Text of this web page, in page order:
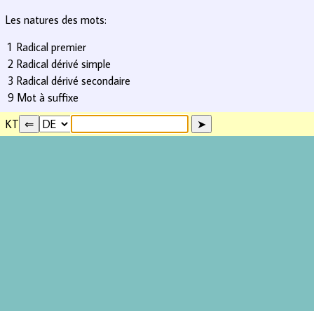
Les natures des mots:
1 Radical premier
2 Radical dérivé simple
3 Radical dérivé secondaire
9 Mot à suffixe
KT